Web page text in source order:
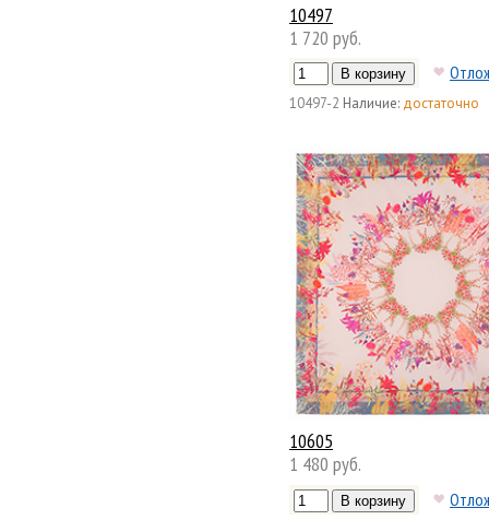
10497
1 720 руб.
10497-2 Наличие: достаточно
10605
1 480 руб.